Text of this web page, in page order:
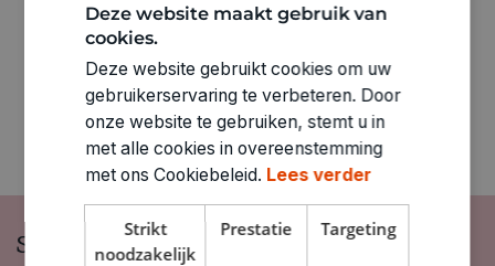
Schrijf je in op onze nieuwsbrief
Deze website maakt gebruik van
cookies.
Deze website gebruikt cookies om uw
gebruikerservaring te verbeteren. Door
onze website te gebruiken, stemt u in
met alle cookies in overeenstemming
met ons Cookiebeleid. Lees verder
Strikt
noodzakelijk
Prestatie Targeting